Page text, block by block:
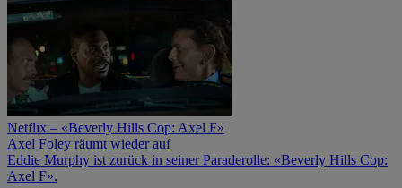
Netflix – «Beverly Hills Cop: Axel F»
Axel Foley räumt wieder auf
Eddie Murphy ist zurück in seiner Paraderolle: «Beverly Hills Cop:
Axel F».